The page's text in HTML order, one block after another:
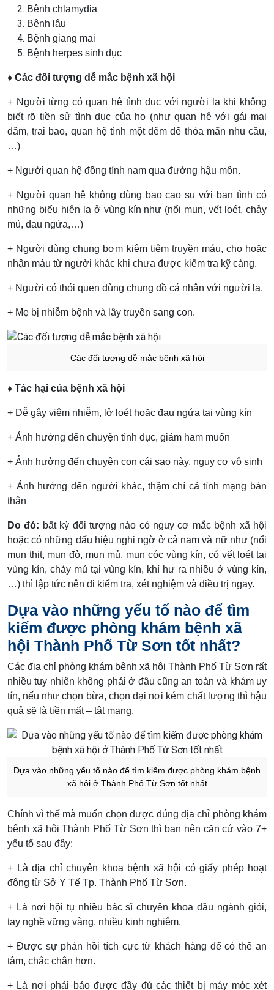
Bệnh chlamydia
Bệnh lậu
Bệnh giang mai
Bệnh herpes sinh dục
♦ Các đối tượng dễ mắc bệnh xã hội
+ Người từng có quan hệ tình dục với người lạ khi không
biết rõ tiền sử tình dục của họ (như quan hệ với gái mại
dâm, trai bao, quan hệ tình một đêm để thỏa mãn nhu cầu,
…)
+ Người quan hệ đồng tính nam qua đường hậu môn.
+ Người quan hệ không dùng bao cao su với bạn tình có
những biểu hiện lạ ở vùng kín như (nổi mụn, vết loét, chảy
mủ, đau ngứa,…)
+ Người dùng chung bơm kiêm tiêm truyền máu, cho hoặc
nhận máu từ người khác khi chưa được kiểm tra kỹ càng.
+ Người có thói quen dùng chung đồ cá nhân với người lạ.
+ Mẹ bị nhiễm bệnh và lây truyền sang con.
Các đối tượng dễ mắc bệnh xã hội
♦ Tác hại của bệnh xã hội
+ Dễ gây viêm nhiễm, lở loét hoặc đau ngứa tại vùng kín
+ Ảnh hưởng đến chuyện tình dục, giảm ham muốn
+ Ảnh hưởng đến chuyện con cái sao này, nguy cơ vô sinh
+ Ảnh hưởng đến người khác, thậm chí cả tính mạng bản
thân
Do đó: bất kỳ đối tượng nào có nguy cơ mắc bệnh xã hội
hoặc có những dấu hiệu nghi ngờ ở cả nam và nữ như (nổi
mụn thịt, mụn đỏ, mụn mủ, mụn cóc vùng kín, có vết loét tại
vùng kín, chảy mủ tại vùng kín, khí hư ra nhiều ở vùng kín,
…) thì lập tức nên đi kiểm tra, xét nghiệm và điều trị ngay.
Dựa vào những yếu tố nào để tìm
kiếm được phòng khám bệnh xã
hội Thành Phố Từ Sơn tốt nhất?
Các địa chỉ phòng khám bệnh xã hội Thành Phố Từ Sơn rất
nhiều tuy nhiên không phải ở đâu cũng an toàn và khám uy
tín, nếu như chọn bừa, chọn đại nơi kém chất lượng thì hậu
quả sẽ là tiền mất – tật mang.
Dựa vào những yếu tố nào để tìm kiếm được phòng khám bệnh
xã hội ở Thành Phố Từ Sơn tốt nhất
Chính vì thế mà muốn chọn được đúng địa chỉ phòng khám
bệnh xã hội Thành Phố Từ Sơn thì bạn nên căn cứ vào 7+
yếu tố sau đây:
+ Là địa chỉ chuyên khoa bệnh xã hội có giấy phép hoạt
động từ Sở Y Tế Tp. Thành Phố Từ Sơn.
+ Là nơi hội tụ nhiều bác sĩ chuyên khoa đầu ngành giỏi,
tay nghề vững vàng, nhiều kinh nghiệm.
+ Được sự phản hồi tích cực từ khách hàng để có thể an
tâm, chắc chắn hơn.
+ Là nơi phải bảo được đầy đủ các thiết bị máy móc xét